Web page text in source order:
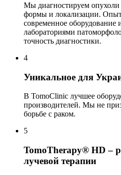
Мы диагностируем опухоли
формы и локализации.
современное оборудование
лабораториями
точность диагностики.
4
Уникальное для
В TomoClinic лучшее
производителей. Мы не
борьбе с раком.
5
TomoTherapy® HD –
лучевой терапии